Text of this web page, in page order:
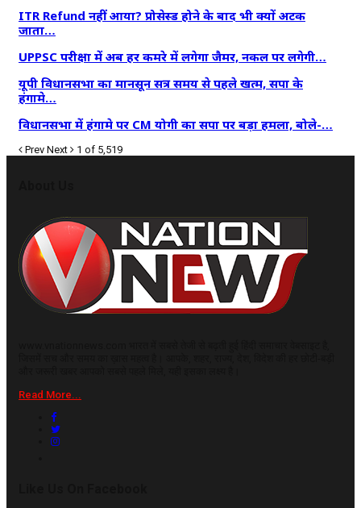
ITR Refund नहीं आया? प्रोसेस्ड होने के बाद भी क्यों अटक
जाता…
UPPSC परीक्षा में अब हर कमरे में लगेगा जैमर, नकल पर लगेगी…
यूपी विधानसभा का मानसून सत्र समय से पहले खत्म, सपा के
हंगामे…
विधानसभा में हंगामे पर CM योगी का सपा पर बड़ा हमला, बोले-…
Prev Next 1 of 5,519
Read More...